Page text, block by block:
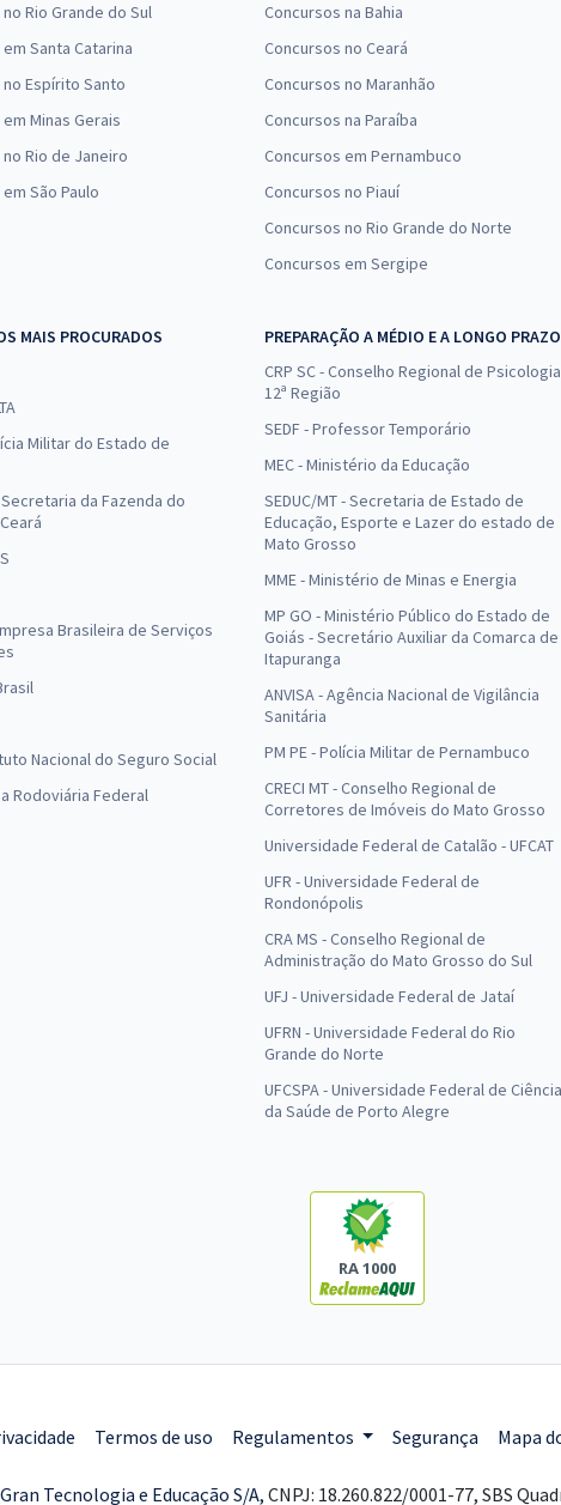
Rio Grande do Sul
Santa Catarina
Espírito Santo
Minas Gerais
Rio de Janeiro
São Paulo
Concursos na Bahia
Concursos no Ceará
Concursos no Maranhão
Concursos na Paraíba
Concursos em Pernambuco
Concursos no Piauí
Concursos no Rio Grande do Norte
Concursos em Sergipe
MAIS PROCURADOS
Militar do Estado de
Secretaria da Fazenda do
Brasileira de Serviços
Nacional do Seguro Social
Rodoviária Federal
PREPARAÇÃO A MÉDIO E A LONGO PRAZO
CRP SC - Conselho Regional de
12ª Região
SEDF - Professor Temporário
MEC - Ministério da Educação
SEDUC/MT - Secretaria de Estado de
Educação, Esporte e Lazer do estado de
Mato Grosso
MME - Ministério de Minas e Energia
MP GO - Ministério Público do Estado de
Goiás - Secretário Auxiliar da Comarca de
Itapuranga
ANVISA - Agência Nacional de Vigilância
Sanitária
PM PE - Polícia Militar de Pernambuco
CRECI MT - Conselho Regional de
Corretores de Imóveis do Mato Grosso
Universidade Federal de Catalão - UFCAT
UFR - Universidade Federal de
Rondonópolis
CRA MS - Conselho Regional de
Administração do Mato Grosso do Sul
UFJ - Universidade Federal de Jataí
UFRN - Universidade Federal do Rio
Grande do Norte
UFCSPA - Universidade Federal de Ciência
da Saúde de Porto Alegre
RA 1000
Termos de uso Regulamentos Segurança Mapa
Gran Tecnologia e Educação S/A, CNPJ: 18.260.822/0001-77, SBS